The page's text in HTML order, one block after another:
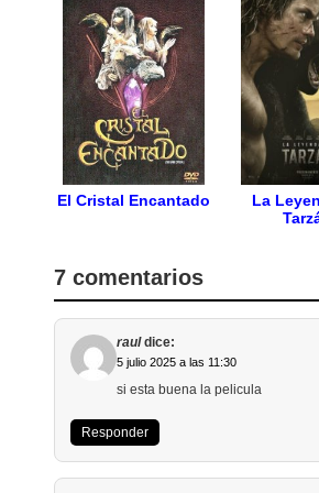
El Cristal Encantado
La
7 comentarios
raul dice:
5 julio 2025 a las 11:30
si esta buena la pelicula
Responder